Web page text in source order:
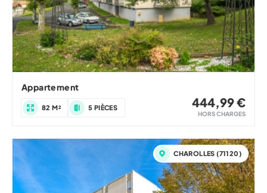
Appartement
82 M² 5 PIÈCES 444,99 €
HORS CHARGES
CHAROLLES (71120)